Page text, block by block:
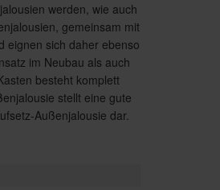
werden, wie auch
gemeinsam mit
eignen sich daher ebenso
im Neubau als auch
besteht komplett
stellt eine gute
Außenjalousie dar.